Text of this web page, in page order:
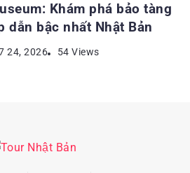
Khám phá bảo tàng
dẫn bậc nhất Nhật Bản
24, 2026 54 Views